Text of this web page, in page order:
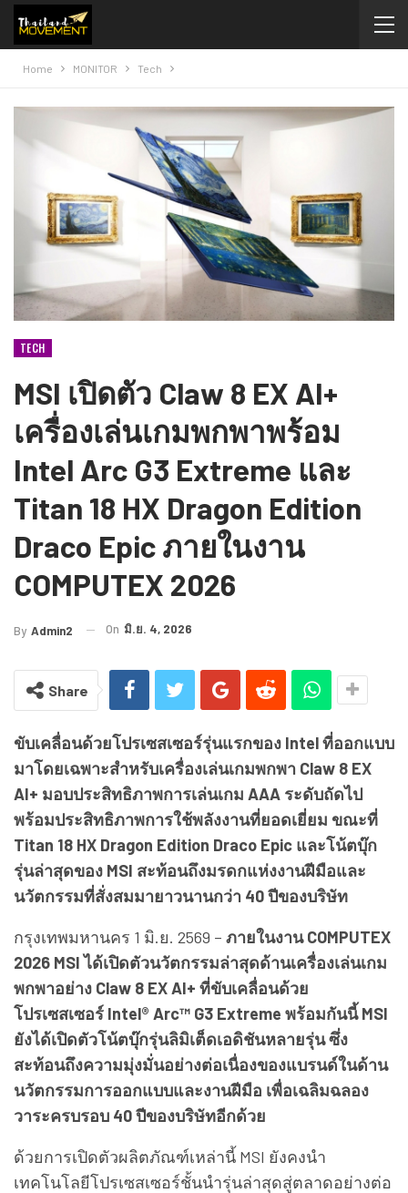
Home MONITOR Tech
TECH
MSI เปิดตัว Claw 8 EX AI+
เครื่องเล่นเกมพกพาพร้อม
Intel Arc G3 Extreme และ
Titan 18 HX Dragon Edition
Draco Epic ภายในงาน
COMPUTEX 2026
By Admin2 On มิ.ย. 4, 2026
Share
ขับเคลื่อนด้วยโปรเซสเซอร์รุ่นแรกของ Intel ที่ออกแบบ
มาโดยเฉพาะสำหรับเครื่องเล่นเกมพกพา Claw 8 EX
AI+ มอบประสิทธิภาพการเล่นเกม AAA ระดับถัดไป
พร้อมประสิทธิภาพการใช้พลังงานที่ยอดเยี่ยม ขณะที่
Titan 18 HX Dragon Edition Draco Epic และโน้ตบุ๊ก
รุ่นล่าสุดของ MSI สะท้อนถึงมรดกแห่งงานฝีมือและ
นวัตกรรมที่สั่งสมมายาวนานกว่า 40 ปีของบริษัท
กรุงเทพมหานคร 1 มิ.ย. 2569 – ภายในงาน COMPUTEX
2026 MSI ได้เปิดตัวนวัตกรรมล่าสุดด้านเครื่องเล่นเกม
พกพาอย่าง Claw 8 EX AI+ ที่ขับเคลื่อนด้วย
โปรเซสเซอร์ Intel® Arc™ G3 Extreme พร้อมกันนี้ MSI
ยังได้เปิดตัวโน้ตบุ๊กรุ่นลิมิเต็ดเอดิชันหลายรุ่น ซึ่ง
สะท้อนถึงความมุ่งมั่นอย่างต่อเนื่องของแบรนด์ในด้าน
นวัตกรรมการออกแบบและงานฝีมือ เพื่อเฉลิมฉลอง
วาระครบรอบ 40 ปีของบริษัทอีกด้วย
ด้วยการเปิดตัวผลิตภัณฑ์เหล่านี้ MSI ยังคงนำ
เทคโนโลยีโปรเซสเซอร์ชั้นนำรุ่นล่าสุดสู่ตลาดอย่างต่อ